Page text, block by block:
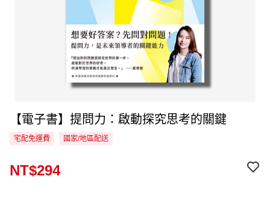
【電子書】提問力：啟動探究思考的關鍵
宅配免運費 國家/地區配送
NT$294